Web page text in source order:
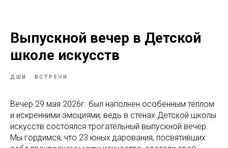
Выпускной вечер в Детской
школе искусств
ДШИ ВСТРЕЧИ
Вечер 29 мая 2026г. был наполнен особенным теплом
и искренними эмоциями, ведь в стенах Детской школы
искусств состоялся трогательный выпускной вечер.
Мы гордимся, что 23 юных дарования, посвятивших